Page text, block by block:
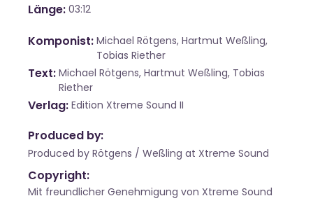
Länge 03:12
Komponist Michael Rötgens, Hartmut Weßling,
Tobias Riether
Text Michael Rötgens, Hartmut Weßling, Tobias
Riether
Verlag Edition Xtreme Sound II
Produced by:
Produced by Rötgens / Weßling at Xtreme Sound
Copyright:
Mit freundlicher Genehmigung von Xtreme Sound